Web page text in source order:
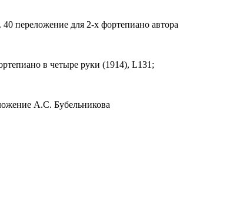
переложение для 2-х фортепиано автора
в четыре руки (1914), L131;
А.С. Бубельникова